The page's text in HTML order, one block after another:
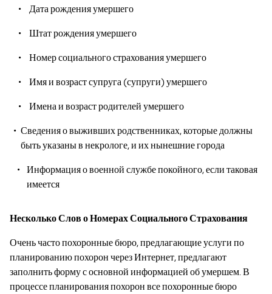
Дата рождения умершего
Штат рождения умершего
Номер социального страхования умершего
Имя и возраст супруга (супруги) умершего
Имена и возраст родителей умершего
Сведения о выживших родственниках, которые должны
быть указаны в некрологе, и их нынешние города
Информация о военной службе покойного, если таковая
имеется
Несколько Слов о Номерах Социального Страхования
Очень часто похоронные бюро, предлагающие услуги по
планированию похорон через Интернет, предлагают
заполнить форму с основной информацией об умершем. В
процессе планирования похорон все похоронные бюро